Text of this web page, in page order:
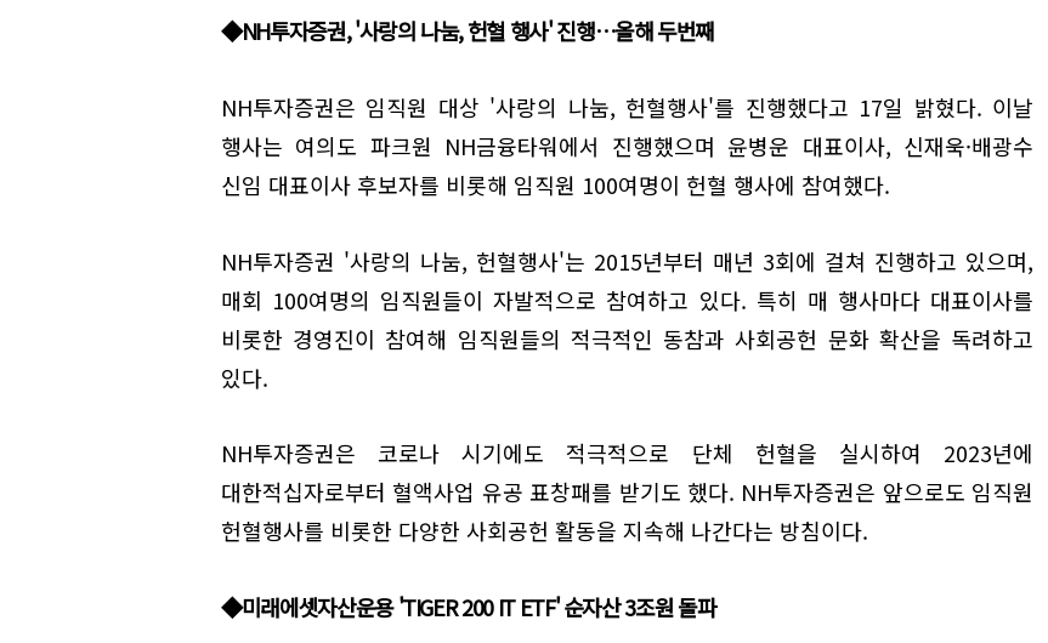
◆NH투자증권, '사랑의 나눔, 헌혈 행사' 진행…올해 두번째
NH투자증권은 임직원 대상 '사랑의 나눔, 헌혈행사'를 진행했다고 17일 밝혔다. 이날
행사는 여의도 파크원 NH금융타워에서 진행했으며 윤병운 대표이사, 신재욱·배광수
신임 대표이사 후보자를 비롯해 임직원 100여명이 헌혈 행사에 참여했다.
NH투자증권 '사랑의 나눔, 헌혈행사'는 2015년부터 매년 3회에 걸쳐 진행하고 있으며,
매회 100여명의 임직원들이 자발적으로 참여하고 있다. 특히 매 행사마다 대표이사를
비롯한 경영진이 참여해 임직원들의 적극적인 동참과 사회공헌 문화 확산을 독려하고
있다.
NH투자증권은 코로나 시기에도 적극적으로 단체 헌혈을 실시하여 2023년에
대한적십자로부터 혈액사업 유공 표창패를 받기도 했다. NH투자증권은 앞으로도 임직원
헌혈행사를 비롯한 다양한 사회공헌 활동을 지속해 나간다는 방침이다.
◆미래에셋자산운용 'TIGER 200 IT ETF' 순자산 3조원 돌파